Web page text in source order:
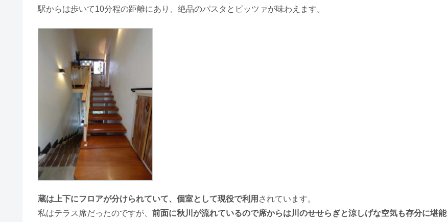
駅からは歩いて10分程の距離にあり、絶品のパスタとピッツァが味わえます。
蔵は上下にフロアが分けられていて、個室として現役で利用 されています。
私はテラス席だったのですが、 前面に秋川が流れているので席からは川のせせらぎと涼しげな空気も存分に堪能